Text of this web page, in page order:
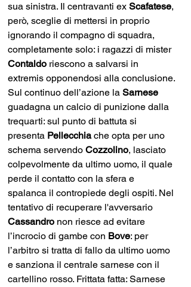
sua sinistra. Il centravanti ex Scafatese,
però, sceglie di mettersi in proprio
ignorando il compagno di squadra,
completamente solo: i ragazzi di mister
Contaldo riescono a salvarsi in
extremis opponendosi alla conclusione.
Sul continuo dell’azione la Sarnese
guadagna un calcio di punizione dalla
trequarti: sul punto di battuta si
presenta Pellecchia che opta per uno
schema servendo Cozzolino, lasciato
colpevolmente da ultimo uomo, il quale
perde il contatto con la sfera e
spalanca il contropiede degli ospiti. Nel
tentativo di recuperare l'avversario
Cassandro non riesce ad evitare
l’incrocio di gambe con Bove: per
l’arbitro si tratta di fallo da ultimo uomo
e sanziona il centrale sarnese con il
cartellino rosso. Frittata fatta: Sarnese